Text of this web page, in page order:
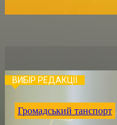
ВИБІР РЕДАКЦІЇ
Громадський танспорт